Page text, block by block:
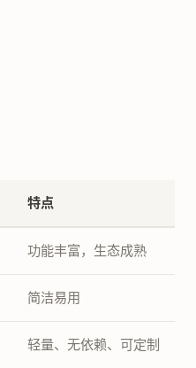
特点
功能丰富，生态成熟
简洁易用
轻量、无依赖、可定制